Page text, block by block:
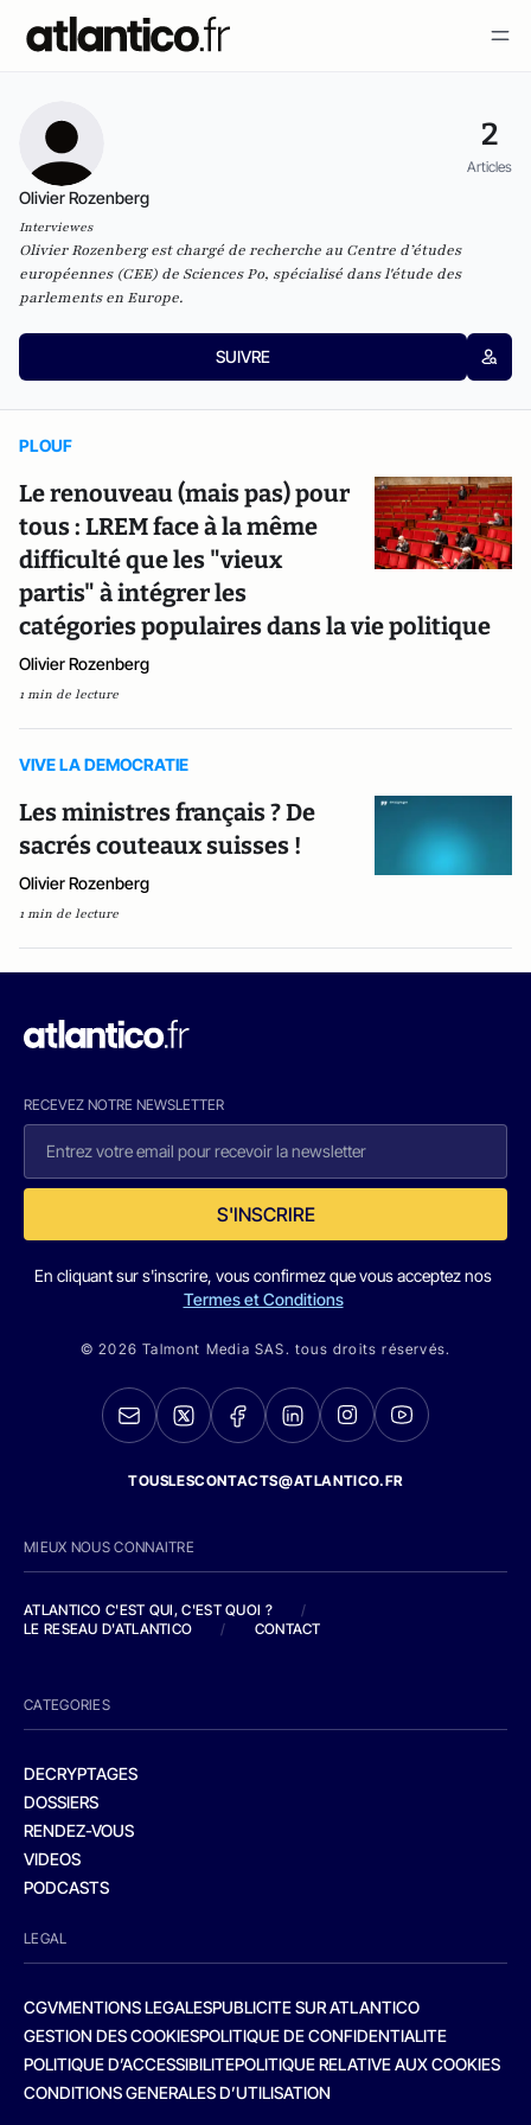
2
Articles
Olivier Rozenberg
Interviewes
Olivier Rozenberg est chargé de recherche au Centre d’études
européennes(CEE) de Sciences Po, spécialisé dans l'étude des
parlements en Europe.
SUIVRE
PLOUF
Le renouveau (mais pas) pour
tous : LREM face à la même
difficulté que les "vieux
partis" à intégrer les
catégories populaires dans la vie politique
Olivier Rozenberg
1 min de lecture
VIVE LA DEMOCRATIE
Les ministres français ? De
sacrés couteaux suisses !
Olivier Rozenberg
1 min de lecture
RECEVEZ NOTRE NEWSLETTER
S'INSCRIRE
En cliquant sur s'inscrire, vous confirmez que vous acceptez nos
Termes et Conditions
© 2026 Talmont Media SAS. tous droits réservés.
TOUSLESCONTACTS@ATLANTICO.FR
MIEUX NOUS CONNAITRE
ATLANTICO C'EST QUI, C'EST QUOI ?
/
LE RESEAU D'ATLANTICO
/ CONTACT
CATEGORIES
DECRYPTAGES
DOSSIERS
RENDEZ-VOUS
VIDEOS
PODCASTS
LEGAL
CGVMENTIONS LEGALESPUBLICITE SUR ATLANTICO
GESTION DES COOKIESPOLITIQUE DE CONFIDENTIALITE
POLITIQUE D’ACCESSIBILITEPOLITIQUE RELATIVE AUX COOKIES
CONDITIONS GENERALES D’UTILISATION